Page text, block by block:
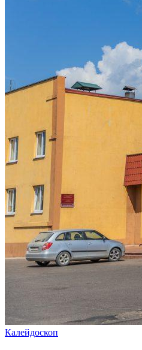
Калейдоскоп